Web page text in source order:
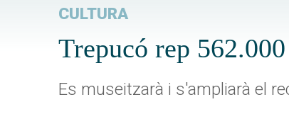
CULTURA
Trepucó rep
Es museitzarà i s'ampliarà el